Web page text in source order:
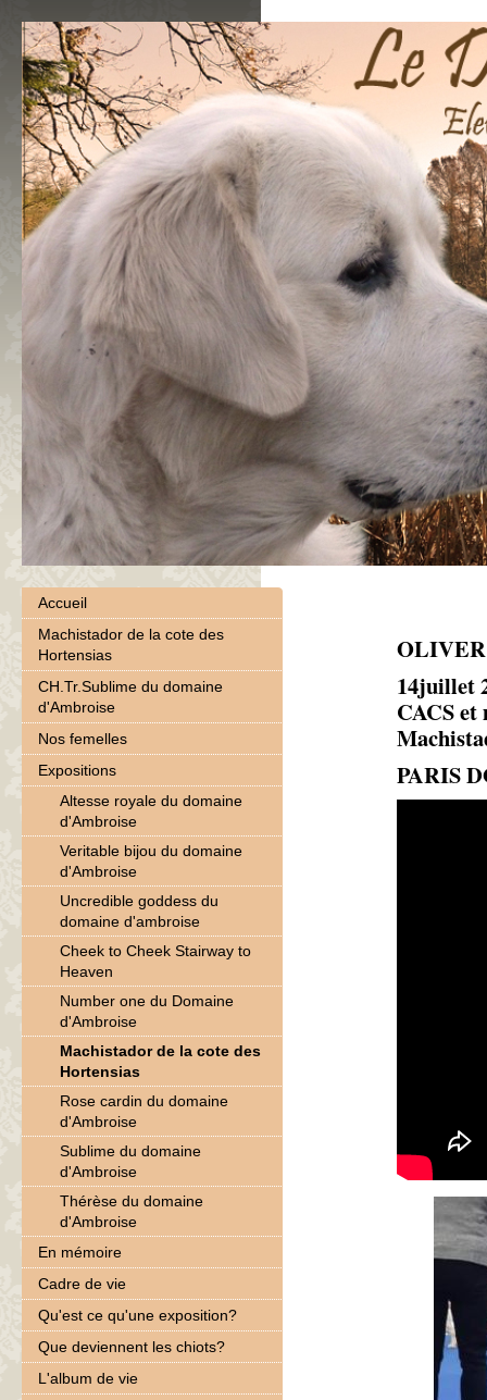
OLIVER
14juillet
CACS et
PARIS
Accueil
Machistador de la cote des
Hortensias
CH.Tr.Sublime du domaine
d'Ambroise
Nos femelles
Expositions
Altesse royale du domaine
d'Ambroise
Veritable bijou du domaine
d'Ambroise
Uncredible goddess du
domaine d'ambroise
Cheek to Cheek Stairway to
Heaven
Number one du Domaine
d'Ambroise
Machistador de la cote des
Hortensias
Rose cardin du domaine
d'Ambroise
Sublime du domaine
d'Ambroise
Thérèse du domaine
d'Ambroise
En mémoire
Cadre de vie
Qu'est ce qu'une exposition?
Que deviennent les chiots?
L'album de vie